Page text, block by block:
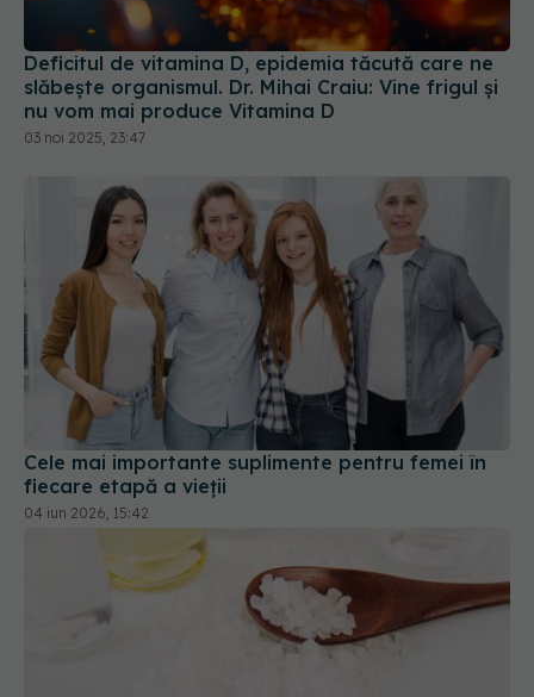
Deficitul de vitamina D, epidemia tăcută care ne
slăbește organismul. Dr. Mihai Craiu: Vine frigul și
nu vom mai produce Vitamina D
03 noi 2025, 23:47
Cele mai importante suplimente pentru femei în
fiecare etapă a vieții
04 iun 2026, 15:42